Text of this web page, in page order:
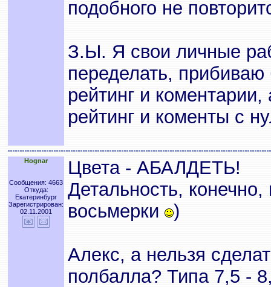
подобного не
З.Ы. Я свои личные
переделать,
рейтинг и
рейтинг и коменты с
Hognar
Сообщения: 4663
Откуда:
Екатеринбург
Зарегистрирован:
02.11.2001
Цвета - АБАЛДЕТЬ!
Детальность,
восьмерки
)
Алекс, а нельзя
полбалла? Типа 7,5 -